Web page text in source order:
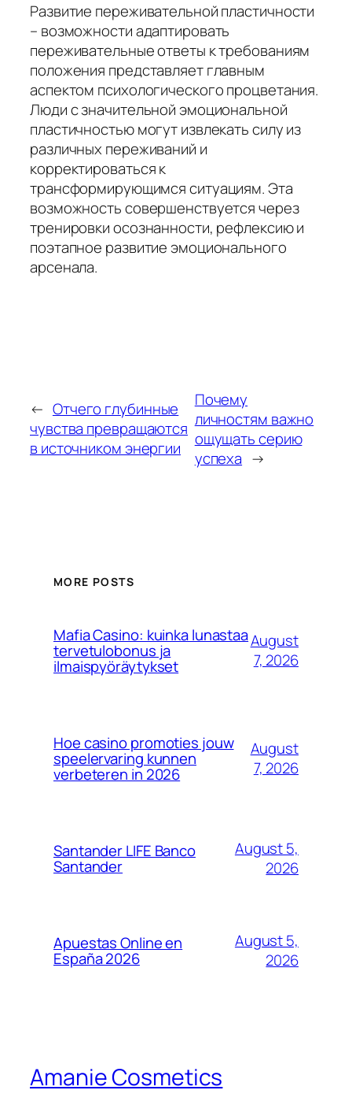
Развитие переживательной пластичности
– возможности адаптировать
переживательные ответы к требованиям
положения представляет главным
аспектом психологического процветания.
Люди с значительной эмоциональной
пластичностью могут извлекать силу из
различных переживаний и
корректироваться к
трансформирующимся ситуациям. Эта
возможность совершенствуется через
тренировки осознанности, рефлексию и
поэтапное развитие эмоционального
арсенала.
← Отчего глубинные
чувства превращаются
в источником энергии
Почему
личностям важно
ощущать серию
успеха →
MORE POSTS
Mafia Casino: kuinka lunastaa
tervetulobonus ja
ilmaispyöräytykset
August
7, 2026
Hoe casino promoties jouw
speelervaring kunnen
verbeteren in 2026
August
7, 2026
Santander LIFE​ Banco
Santander
August 5,
2026
Apuestas Online en
España 2026
August 5,
2026
Amanie Cosmetics